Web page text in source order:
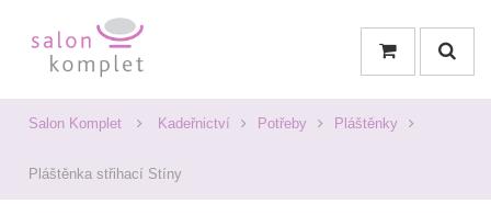
Salon Komplet Kadeřnictví Potřeby Pláštěnky
Pláštěnka střihací Stíny